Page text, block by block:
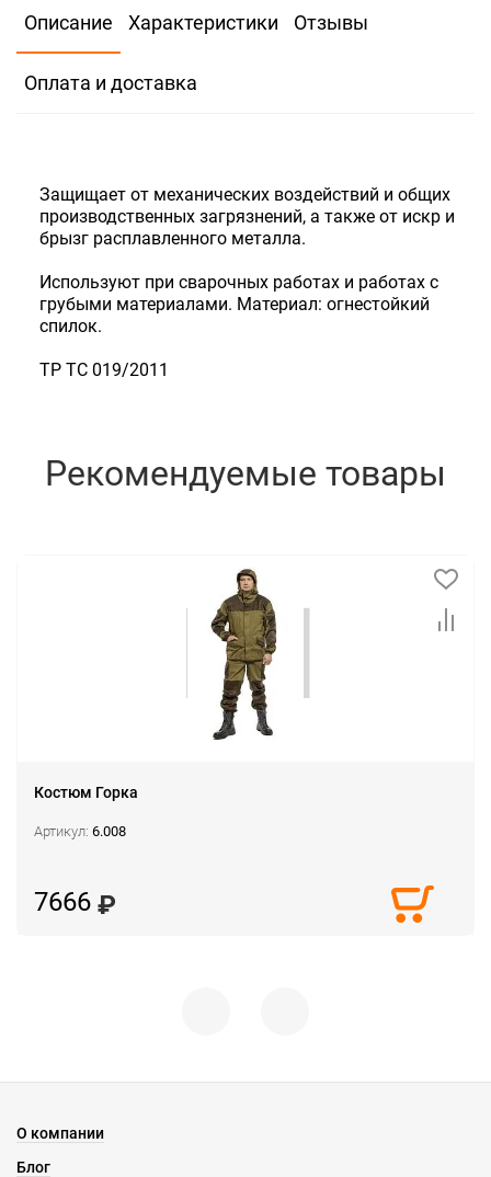
1290
Количество: >10 шт Достаточно
Скидка для юр.лиц
Описание Характеристики Отзывы
Оплата и доставка
Защищает от механических воздействий и общих
производственных загрязнений, а также от искр и
брызг расплавленного металла.
Используют при сварочных работах и работах с
грубыми материалами. Материал: огнестойкий
спилок.
ТР ТС 019/2011
Рекомендуемые товары
Костюм Горка
Артикул: 6.008
7666
О компании
Блог